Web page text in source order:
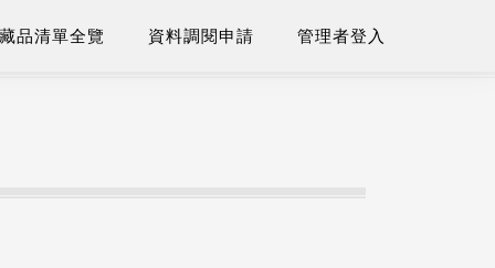
品清單全覽 資料調閱申請 管理者登入